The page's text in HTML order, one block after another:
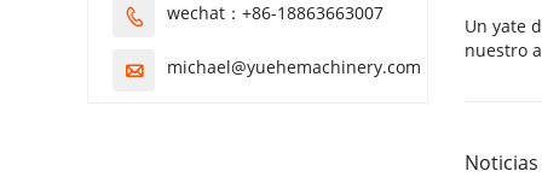
Un yate
nuestro
 wechat：+86-18863663007
 michael@yuehemachinery.com